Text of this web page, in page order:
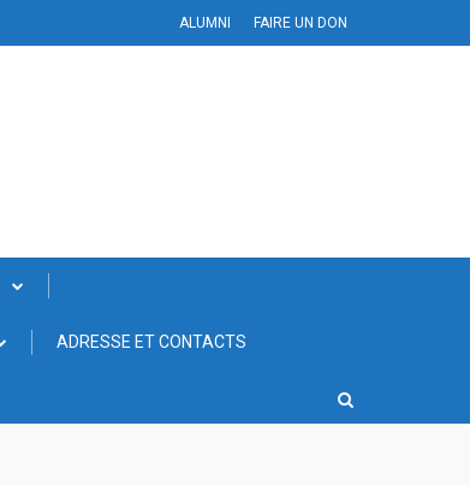
ALUMNI FAIRE UN DON
ADRESSE ET CONTACTS